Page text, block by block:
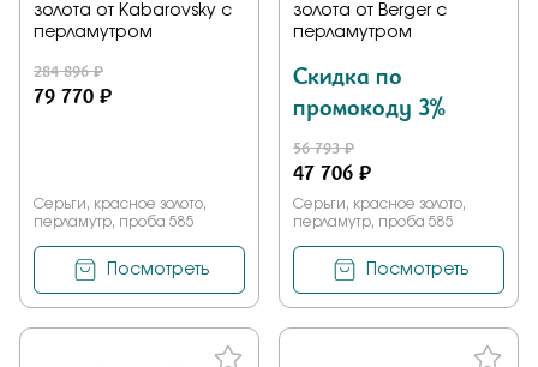
золота от Kabarovsky с
перламутром
284 896 ₽
79 770 ₽
Серьги, красное золото,
перламутр, проба 585
Посмотреть
золота от Berger с
перламутром
Скидка по
промокоду 3%
56 793 ₽
47 706 ₽
Серьги, красное золото,
перламутр, проба 585
Посмотреть